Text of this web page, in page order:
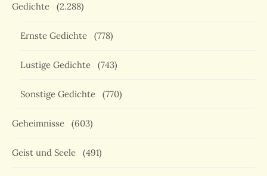
Gedichte (2.288)
Ernste Gedichte (778)
Lustige Gedichte (743)
Sonstige Gedichte (770)
Geheimnisse (603)
Geist und Seele (491)